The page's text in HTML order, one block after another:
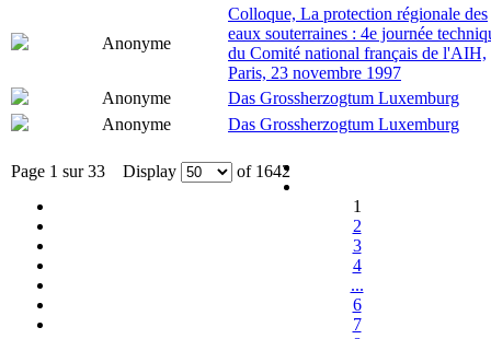
Anonyme
Colloque, La protection régionale des
eaux souterraines : 4e journée
du Comité national français de l'AIH,
Paris, 23 novembre 1997
Anonyme
Das Grossherzogtum Luxemburg
Anonyme
Das Grossherzogtum Luxemburg
Page 1 sur 33 Display
of 1642
1
2
3
4
...
6
7